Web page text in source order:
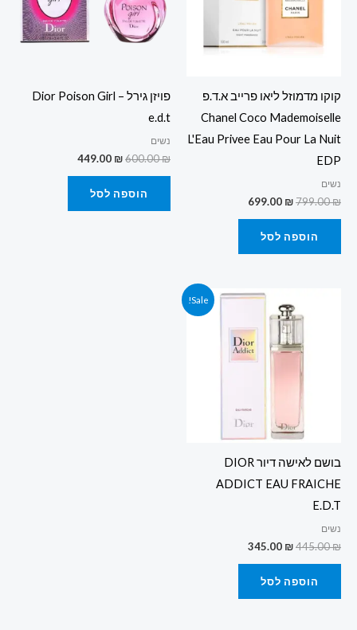
קוקו מדמוזל ליאו פרייב א.ד.פ
Chanel Coco Mademoiselle
L'Eau Privee Eau Pour La Nuit
EDP
נשים
799.00₪
699.00 ₪
הוספה לסל
פויזן גירל – Dior Poison Girl
e.d.t
נשים
600.00₪
449.00 ₪
הוספה לסל
Sale!
בושם לאישה דיור DIOR
ADDICT EAU FRAICHE
E.D.T
נשים
445.00₪
המחיר
המקורי
היה:
445.00 ₪.
345.00 ₪
המחיר
345.00 ₪.
הוספה לסל